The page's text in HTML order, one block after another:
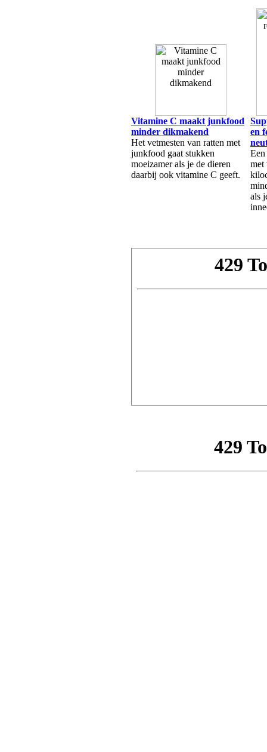
Vitamine C maakt junkfood
minder dikmakend
Het vetmesten van ratten met
junkfood gaat stukken
moeizamer als je de dieren
daarbij ook vitamine C geeft.
en
met
als